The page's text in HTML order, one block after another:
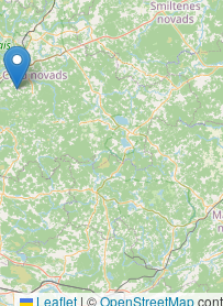
Leaflet | ©OpenStreetMap